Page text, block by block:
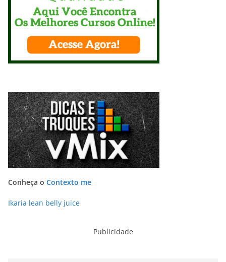
Conheça o Contexto me
Ikaria lean belly juice
Publicidade